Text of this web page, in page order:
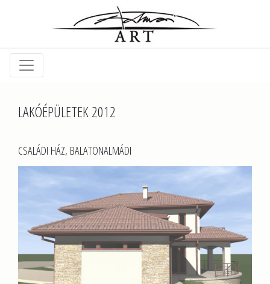
LAKÓÉPÜLETEK 2012
CSALÁDI HÁZ, BALATONALMÁDI